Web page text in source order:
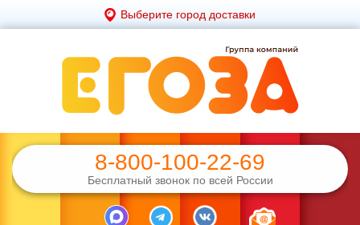
Выберите город доставки
8-800-100-22-69
Бесплатный звонок по всей России